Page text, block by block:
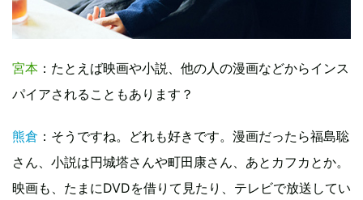
宮本 ：たとえば映画や小説、他の人の漫画などからインス
パイアされることもあります？
熊倉 ：そうですね。どれも好きです。漫画だったら福島聡
さん、小説は円城塔さんや町田康さん、あとカフカとか。
映画も、たまにDVDを借りて見たり、テレビで放送してい